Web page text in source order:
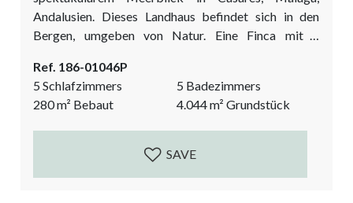
Andalusien. Dieses Landhaus befindet sich in den
Bergen, umgeben von Natur. Eine Finca mit 5
besonderen Lage mit Blick soweit das Auge reicht
über das Mittelmeer, Estepona und den roten Berg,
die Sierra Bermeja. Es ist ein Traum in der Entstehung.
Ein großes Reformprojekt ist noch im Gange. Der
jetzige Besitzer wird das...
Ref. 186-01046P
5 Schlafzimmers
5 Badezimmers
280m² Bebaut 4.044m² Grundstück
SAVE